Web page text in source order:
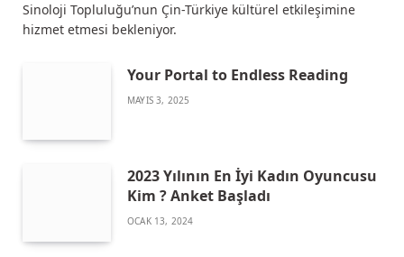
Sinoloji Topluluğu’nun Çin-Türkiye kültürel etkileşimine
hizmet etmesi bekleniyor.
Your Portal to Endless Reading
MAYIS 3, 2025
2023 Yılının En İyi Kadın Oyuncusu
Kim ? Anket Başladı
OCAK 13, 2024